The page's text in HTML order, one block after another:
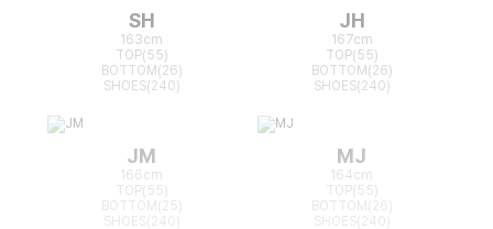
SH
163cm
TOP(55)
BOTTOM(26)
SHOES(240)
JH
167cm
TOP(55)
BOTTOM(26)
SHOES(240)
JM
166cm
TOP(55)
BOTTOM(25)
MJ
164cm
TOP(55)
BOTTOM(26)